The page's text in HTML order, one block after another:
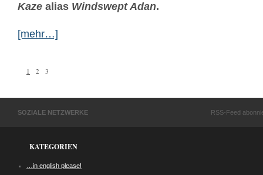
Kaze alias Windswept Adan.
[mehr…]
1 2 3
SOZIALE NETZWERKE RSS-Feed
KATEGORIEN
…in english please!